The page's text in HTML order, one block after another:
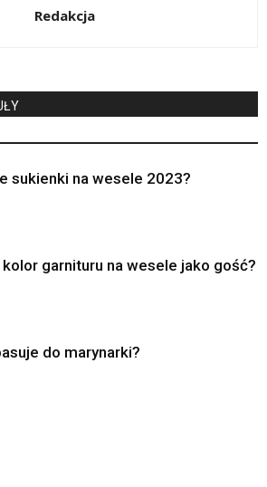
Redakcja
sukienki na wesele 2023?
garnituru na wesele jako gość?
do marynarki?